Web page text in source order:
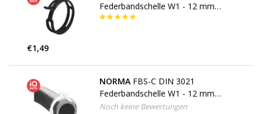
Federbandschelle W1 - 12 mm
bandbreite (Schwarz)
€1,49
NORMA FBS-C DIN 3021
Federbandschelle W1 - 12 mm
bandbreite
Noch keine Bewertungen